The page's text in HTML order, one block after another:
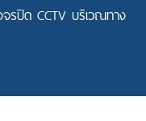
รปิด CCTV บริเวณทาง